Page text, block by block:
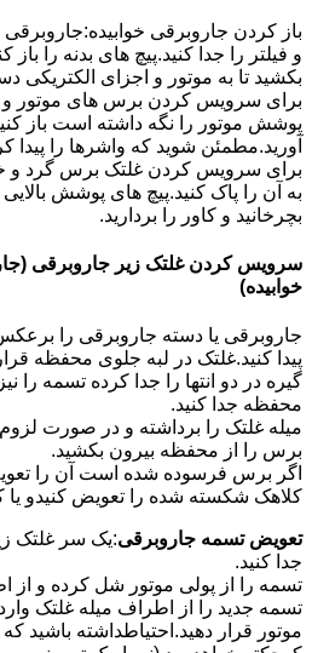
باز کردن جاروبرقی
و فیلتر را جدا کنید.پیچ های بدنه را باز
بکشید تا به موتور و اجزای الکتریکی
برای سرویس کردن برس های موتور و
پوشش موتور را نگه داشته است باز
آورید.مطمئن شوید که واشرها را پیدا
برای سرویس کردن غلتک برس گرد و
به آن را پاک کنید.پیچ های پوشش بالایی
بچرخانید و کاور را بردارید.
سرویس کردن غلتک زیر جاروبرقی
خوابیده)
جاروبرقی یا دسته جاروبرقی را
پیدا کنید.غلتک در لبه جلوی محفظه
گیره در دو انتها را جدا کرده تسمه را
محفظه جدا کنید.
میله غلتک را برداشته و در صورت لزوم
برس را از محفظه بیرون بکشید.
اگر برس فرسوده شده است آن را
کلاهک شکسته شده را تعویض کنیدو یا
تعویض تسمه جاروبرقی:یک سر غلتک
جدا کنید.
تسمه را از پولی موتور شل کرده و از
تسمه جدید را از اطراف میله غلتک
موتور قرار دهید.احتیاطداشته باشید